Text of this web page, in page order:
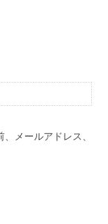
メールアドレス、